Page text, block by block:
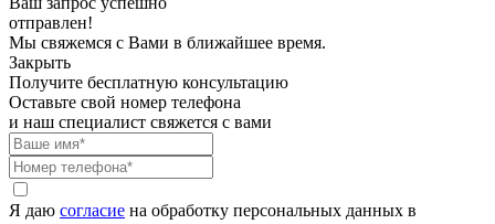
отправлен!
Мы свяжемся с Вами в ближайшее время.
Закрыть
Получите бесплатную консультацию
Оставьте свой номер телефона
и наш специалист свяжется с вами
Я даю согласие на обработку персональных данных в